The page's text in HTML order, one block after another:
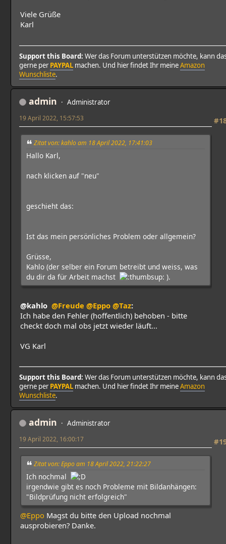
Viele Grüße
Karl
Support this Board: Wer das Forum unterstützen möchte, kann
gerne perPAYPAL machen. Und hier findet Ihr meineAmazon
Wunschliste.
admin Administrator
19 April 2022, 15:57:53
Zitat von: kahlo am 18 April 2022, 17:41:03
Hallo Karl,
nach klicken auf "neu"
geschieht das:
Ist das mein persönliches Problem oder allgemein?
Grüsse,
Kahlo (der selber ein Forum betreibt und weiss, was
du dir da für Arbeit machst
).
@kahlo @Freude @Eppo @Taz:
Ich habe den Fehler (hoffentlich) behoben - bitte
checkt doch mal obs jetzt wieder läuft...
VG Karl
Support this Board: Wer das Forum unterstützen möchte, kann
gerne perPAYPAL machen. Und hier findet Ihr meineAmazon
Wunschliste.
admin Administrator
19 April 2022, 16:00:17
Zitat von: Eppo am 18 April 2022, 21:22:27
Ich nochmal
irgendwie gibt es noch Probleme mit Bildanhängen:
"Bildprüfung nicht erfolgreich"
@Eppo Magst du bitte den Upload nochmal
ausprobieren? Danke.